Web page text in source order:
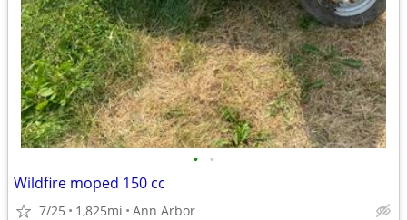
• •
Wildfire moped 150 cc
7/25 1,825mi Ann Arbor